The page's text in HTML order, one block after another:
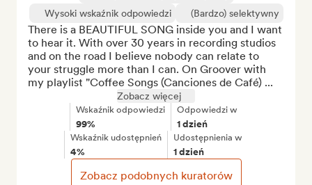
Wysoki wskaźnik odpowiedzi
(Bardzo) selektywny
There is a BEAUTIFUL SONG inside you and I want
to hear it. With over 30 years in recording studios
and on the road I believe nobody can relate to
your struggle more than I can. On Groover with
my playlist "Coffee Songs (Canciones de Café) ...
Zobacz więcej
Wskaźnik odpowiedzi
99%
Odpowiedzi w
1 dzień
Wskaźnik udostępnień
4%
Udostępnienia w
1 dzień
Zobacz podobnych kuratorów